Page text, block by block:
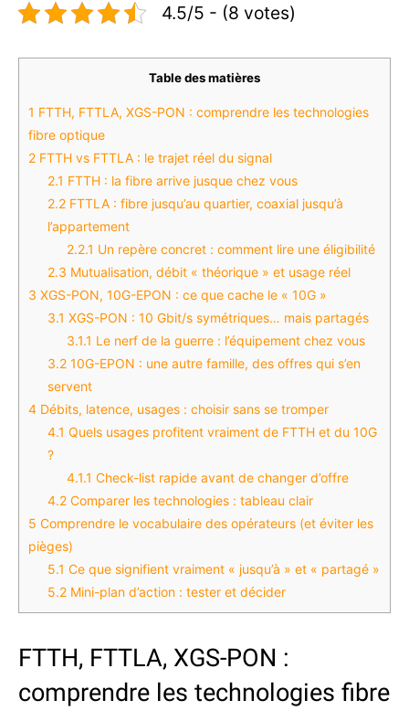
4.5/5 - (8 votes)
Table des matières
1 FTTH, FTTLA, XGS-PON : comprendre les technologies
fibre optique
2 FTTH vs FTTLA : le trajet réel du signal
2.1 FTTH : la fibre arrive jusque chez vous
2.2 FTTLA : fibre jusqu’au quartier, coaxial jusqu’à
l’appartement
2.2.1 Un repère concret : comment lire une éligibilité
2.3 Mutualisation, débit « théorique » et usage réel
3 XGS-PON, 10G-EPON : ce que cache le « 10G »
3.1 XGS-PON : 10 Gbit/s symétriques… mais partagés
3.1.1 Le nerf de la guerre : l’équipement chez vous
3.2 10G-EPON : une autre famille, des offres qui s’en
servent
4 Débits, latence, usages : choisir sans se tromper
4.1 Quels usages profitent vraiment de FTTH et du 10G
?
4.1.1 Check-list rapide avant de changer d’offre
4.2 Comparer les technologies : tableau clair
5 Comprendre le vocabulaire des opérateurs (et éviter les
pièges)
5.1 Ce que signifient vraiment « jusqu’à » et « partagé »
5.2 Mini-plan d’action : tester et décider
FTTH, FTTLA, XGS-PON :
comprendre les technologies fibre